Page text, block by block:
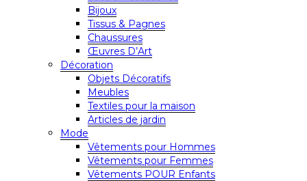
Bijoux
Tissus & Pagnes
Chaussures
Œuvres D’Art
Décoration
Objets Décoratifs
Meubles
Textiles pour la maison
Articles de jardin
Mode
Vêtements pour Hommes
Vêtements pour Femmes
Vêtements POUR Enfants